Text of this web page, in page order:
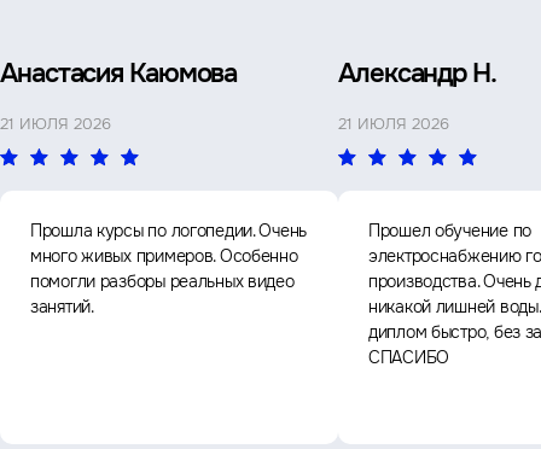
Анастасия Каюмова
21 ИЮЛЯ 2026
Прошла курсы по логопедии. Очень
много живых примеров. Особенно
помогли разборы реальных видео
занятий.
Александр Н.
21 ИЮЛЯ 2026
Прошел обучение по
электроснабжению
производства. Очень
никакой лишней
диплом быстро, без
СПАСИБО